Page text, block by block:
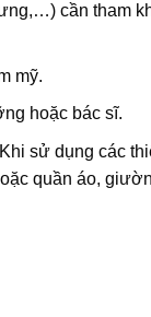
cần tham
mỹ.
hoặc bác sĩ.
sử dụng các
quần áo,